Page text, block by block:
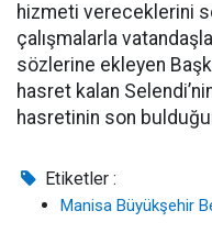
hizmeti vereceklerini
çalışmalarla
sözlerine ekleyen
hasret kalan
hasretinin son
Etiketler :
Manisa Büyükşehir